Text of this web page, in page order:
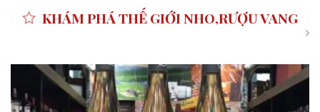
KHÁM PHÁ THẾ GIỚI NHO,RƯỢU VANG